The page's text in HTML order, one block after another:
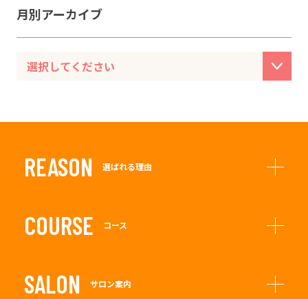
月別アーカイブ
REASON 選ばれる理由
COURSE コース
SALON サロン案内